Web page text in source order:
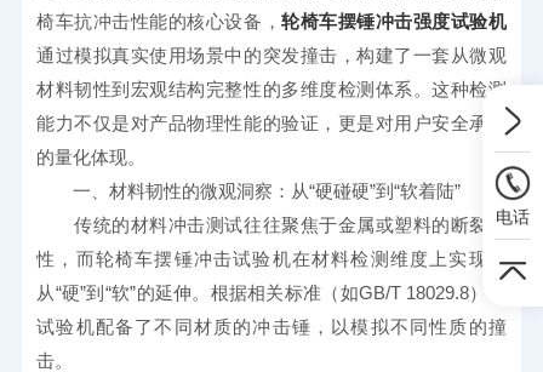
椅车抗冲击性能的核心设备，轮椅车摆锤冲击强度试验机
通过模拟真实使用场景中的突发撞击，构建了一套从微观
材料韧性到宏观结构完整性的多维度检测体系。这种检测
能力不仅是对产品物理性能的验证，更是对用户安全承诺
的量化体现。
一、材料韧性的微观洞察：从“硬碰硬”到“软着陆”
传统的材料冲击测试往往聚焦于金属或塑料的断裂韧
性，而轮椅车摆锤冲击试验机在材料检测维度上实现了
从“硬”到“软”的延伸。根据相关标准（如GB/T 18029.8），
试验机配备了不同材质的冲击锤，以模拟不同性质的撞
击。
电话